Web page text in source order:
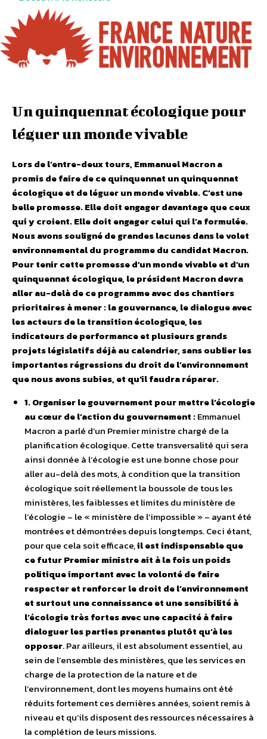
Un quinquennat écologique pour
léguer un monde vivable
Lors de l’entre-deux tours, Emmanuel Macron a
promis de faire de ce quinquennat un quinquennat
écologique et de léguer un monde vivable. C’est une
belle promesse. Elle doit engager davantage que ceux
qui y croient. Elle doit engager celui qui l’a formulée.
Nous avons souligné de grandes lacunes dans le volet
environnemental du programme du candidat Macron.
Pour tenir cette promesse d’un monde vivable et d’un
quinquennat écologique, le président Macron devra
aller au-delà de ce programme avec des chantiers
prioritaires à mener : la gouvernance, le dialogue avec
les acteurs de la transition écologique, les
indicateurs de performance et plusieurs grands
projets législatifs déjà au calendrier, sans oublier les
importantes régressions du droit de l’environnement
que nous avons subies, et qu’il faudra réparer.
1. Organiser le gouvernement pour mettre l’écologie
au cœur de l’action du gouvernement :Emmanuel
Macron a parlé d’un Premier ministre chargé de la
planification écologique. Cette transversalité qui sera
ainsi donnée à l’écologie est une bonne chose pour
aller au-delà des mots, à condition que la transition
écologique soit réellement la boussole de tous les
ministères, les faiblesses et limites du ministère de
l’écologie – le « ministère de l’impossible » – ayant été
montrées et démontrées depuis longtemps. Ceci étant,
pour que cela soit efficace,il est indispensable que
ce futur Premier ministre ait à la fois un poids
politique important avec la volonté de faire
respecter et renforcer le droit de l’environnement
et surtout une connaissance et une sensibilité à
l’écologie très fortes avec une capacité à faire
dialoguer les parties prenantes plutôt qu’à les
opposer. Par ailleurs, il est absolument essentiel, au
sein de l’ensemble des ministères, que les services en
charge de la protection de la nature et de
l’environnement, dont les moyens humains ont été
réduits fortement ces dernières années, soient remis à
niveau et qu’ils disposent des ressources nécessaires à
la complétion de leurs missions.